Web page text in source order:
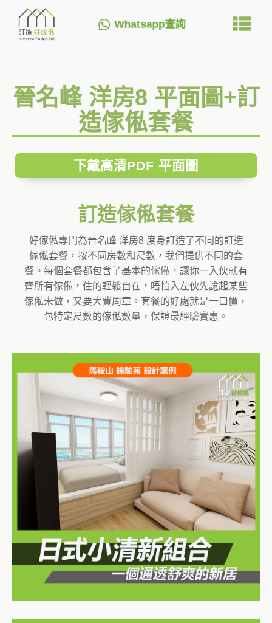
Whatsapp查詢
晉名峰 洋房8 平面圖+訂
造傢俬套餐
下戴高清PDF 平面圖
訂造傢俬套餐
好傢俬專門為晉名峰 洋房8 度身訂造了不同的訂造
傢俬套餐，按不同房數和尺數，我們提供不同的套
餐。每個套餐都包含了基本的傢俬，讓你一入伙就有
齊所有傢俬，住的輕鬆自在，唔怕入左伙先諗起某些
傢俬未做，又要大費周章。套餐的好處就是一口價，
包特定尺數的傢俬數量，保證最經驗實惠。